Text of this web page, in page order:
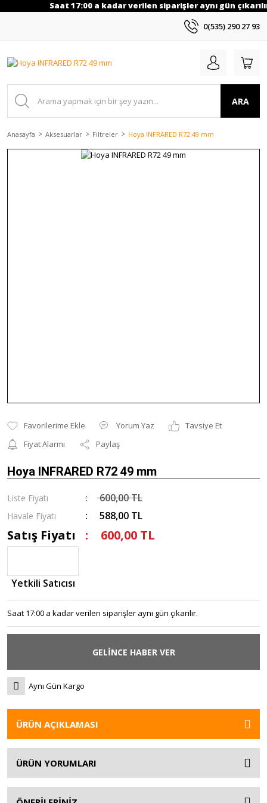
Saat 17:00 a kadar verilen siparişler aynı gün
0(535) 290 27 93
ARA
Anasayfa Aksesuarlar Filtreler Hoya INFRARED R72 49 mm
Yorum Yaz
Tavsiye Et
Fiyat Alarmı
Paylaş
Hoya INFRARED R72 49 mm
Liste Fiyatı 600,00 TL
Havale Fiyatı 588,00 TL
Satış Fiyatı 600,00 TL
Yetkili Satıcısı
Saat 17:00 a kadar verilen siparişler aynı gün çıkarılır.
GELİNCE HABER VER
Aynı Gün Kargo
ÜRÜN AÇIKLAMASI
ÜRÜN YORUMLARI